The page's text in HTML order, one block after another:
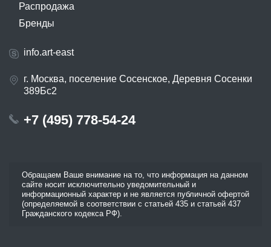
Распродажа
Бренды
info.art-east
г. Москва, поселение Сосенское, Деревня Сосенки
389Бс2
+7 (495) 778-54-24
Обращаем Ваше внимание на то, что информация на данном
сайте носит исключительно уведомительный и
информационный характер и не является публичной офертой
(определяемой в соответствии с статьей 435 и статьей 437
Гражданского кодекса РФ).